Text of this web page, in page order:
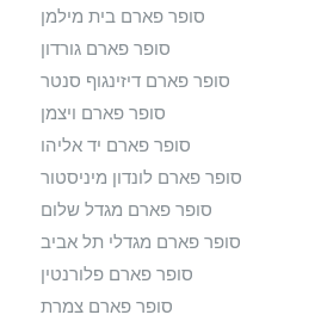
סופר פארם בית מילמן
סופר פארם גורדון
סופר פארם דיזינגוף סנטר
סופר פארם ויצמן
סופר פארם יד אליהו
סופר פארם לונדון מיניסטור
סופר פארם מגדל שלום
סופר פארם מגדלי תל אביב
סופר פארם פלורנטין
סופר פארם צמרת